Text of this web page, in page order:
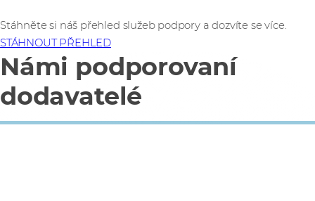
Stáhněte si náš přehled služeb podpory a dozvíte se více.
STÁHNOUT PŘEHLED
Námi podporovaní
dodavatelé